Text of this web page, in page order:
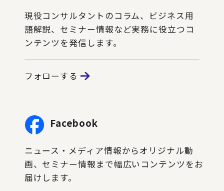
現役コンサルタントのコラム、ビジネス用
語解説、セミナー情報など実務に役立つコ
ンテンツを発信します。
フォローする
Facebook
ニュース・メディア情報からオリジナル動
画、セミナー情報まで幅広いコンテンツをお
届けします。